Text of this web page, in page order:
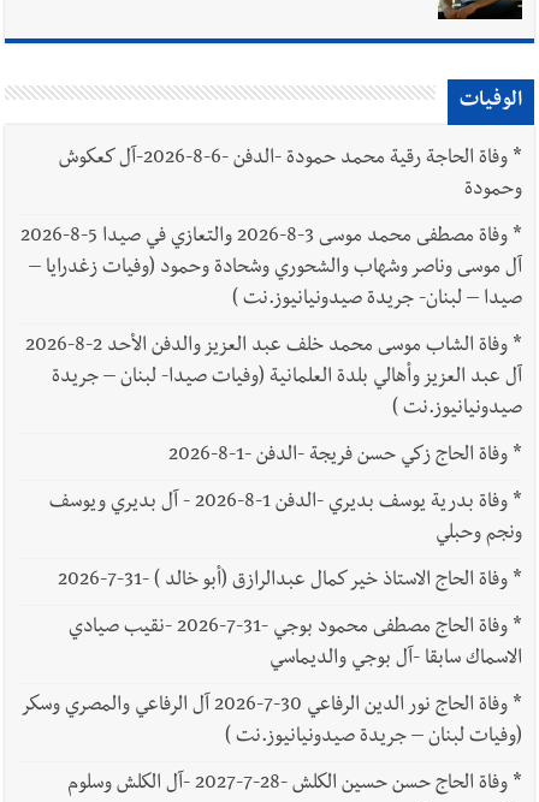
الوفيات
*
وفاة الحاجة رقية محمد حمودة -الدفن -6-8-2026-آل كعكوش
وحمودة
*
وفاة مصطفى محمد موسى 3-8-2026 والتعازي في صيدا 5-8-2026
آل موسى وناصر وشهاب والشحوري وشحادة وحمود (وفيات زغدرايا –
صيدا – لبنان- جريدة صيدونيانيوز.نت )
*
وفاة الشاب موسى محمد خلف عبد العزيز والدفن الأحد 2-8-2026
آل عبد العزيز وأهالي بلدة العلمانية (وفيات صيدا- لبنان – جريدة
صيدونيانيوز.نت )
*وفاة الحاج زكي حسن فريجة -الدفن -1-8-2026
*
وفاة بدرية يوسف بديري -الدفن 1-8-2026 - آل بديري ويوسف
ونجم وحبلي
*وفاة الحاج الاستاذ خير كمال عبدالرازق (أبو خالد ) -31-7-2026
*
وفاة الحاج مصطفى محمود بوجي -31-7-2026 -نقيب صيادي
الاسماك سابقا -آل بوجي والديماسي
*
وفاة الحاج نور الدين الرفاعي 30-7-2026 آل الرفاعي والمصري وسكر
(وفيات لبنان – جريدة صيدونيانيوز.نت )
*
وفاة الحاج حسن حسين الكلش -28-7-2027 -آل الكلش وسلوم